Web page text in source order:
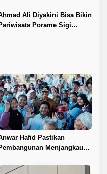
Ali Diyakini Bisa Bikin
Porame Sigi
Hafid Pastikan
Menjangkau